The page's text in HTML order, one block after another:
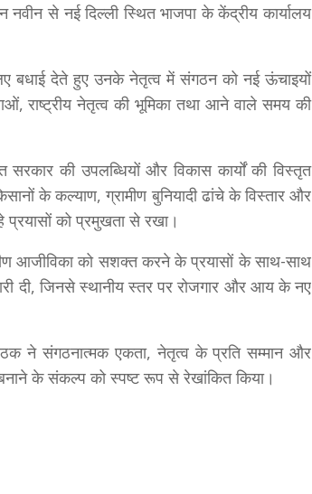
नवीन से नई दिल्ली स्थित भाजपा के केंद्रीय कार्यालय
बधाई देते हुए उनके नेतृत्व में संगठन को नई ऊंचाइयों
राष्ट्रीय नेतृत्व की भूमिका तथा आने वाले समय की
की उपलब्धियों और विकास कार्यों की विस्तृत
के कल्याण, ग्रामीण बुनियादी ढांचे के विस्तार और
प्रयासों को प्रमुखता से रखा।
आजीविका को सशक्त करने के प्रयासों के साथ-साथ
दी, जिनसे स्थानीय स्तर पर रोजगार और आय के नए
ने संगठनात्मक एकता, नेतृत्व के प्रति सम्मान और
के संकल्प को स्पष्ट रूप से रेखांकित किया।